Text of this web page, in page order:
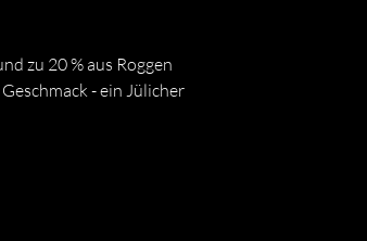
zu 20 % aus Roggen
- ein Jülicher